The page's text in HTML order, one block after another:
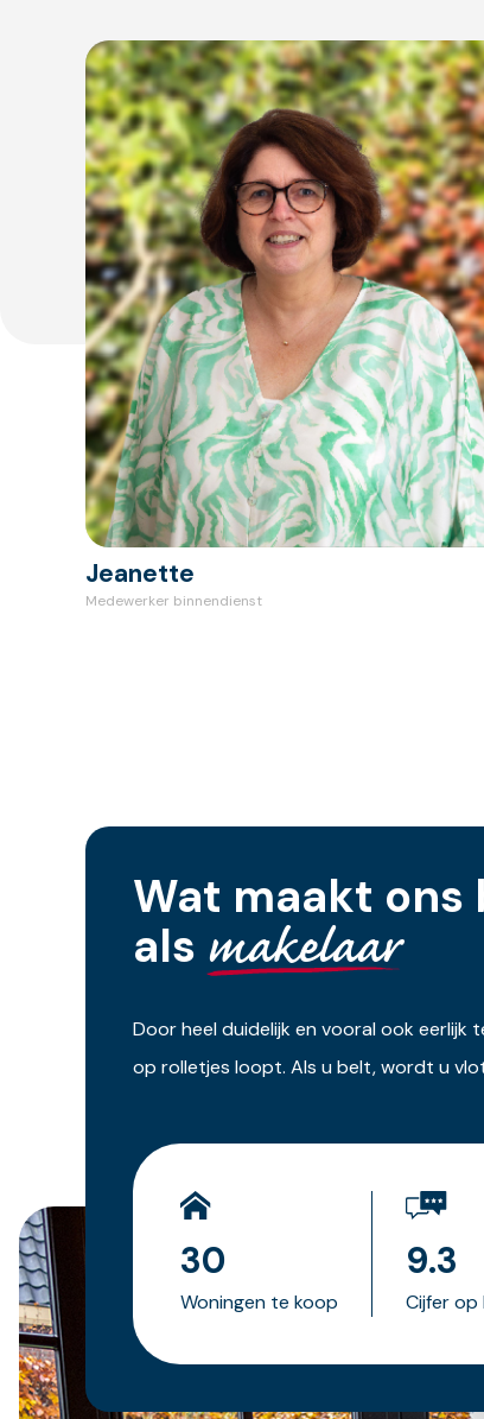
Jeanette
Medewerker binnendienst
Wat maakt ons
als makelaar
Door heel duidelijk en vooral ook
op rolletjes loopt. Als u belt, wordt u
30
Woningen te koop
9.3
Cijfer op